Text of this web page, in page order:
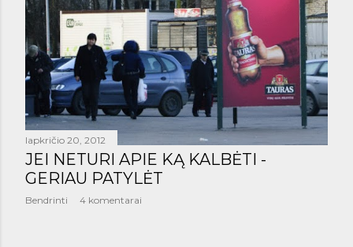
i
m
a
i
lapkričio 20, 2012
JEI NETURI APIE KĄ KALBĖTI -
GERIAU PATYLĖT
Bendrinti 4 komentarai